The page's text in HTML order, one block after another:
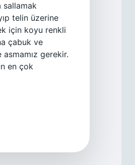
sallamak
telin üzerine
için koyu renkli
çabuk ve
gerekir.
en çok